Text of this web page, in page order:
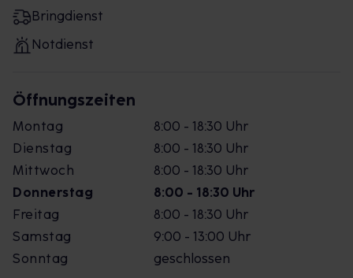
Bringdienst
Notdienst
Öffnungszeiten
Montag
8:00 - 18:30 Uhr
Dienstag
8:00 - 18:30 Uhr
Mittwoch
8:00 - 18:30 Uhr
Donnerstag
8:00 - 18:30 Uhr
Freitag
8:00 - 18:30 Uhr
Samstag
9:00 - 13:00 Uhr
Sonntag
geschlossen